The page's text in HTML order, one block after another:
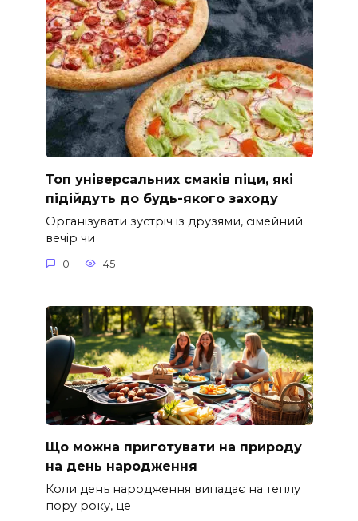
Топ універсальних смаків піци, які
підійдуть до будь-якого заходу
Організувати зустріч із друзями, сімейний
вечір чи
0 45
Що можна приготувати на природу
на день народження
Коли день народження випадає на теплу
пору року, це